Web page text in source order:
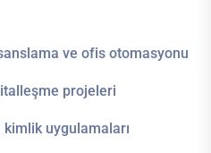
ve ofis otomasyonu
projeleri
uygulamaları